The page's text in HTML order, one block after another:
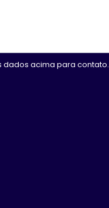
dados acima para contato.